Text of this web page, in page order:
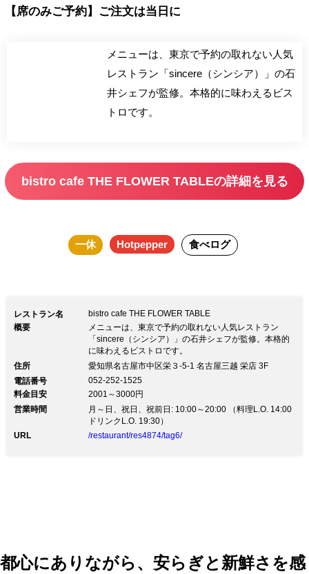
【席のみご予約】ご注文は当日に
メニューは、東京で予約の取れない人気
レストラン「sincere（シンシア）」の石
井シェフが監修。本格的に味わえるビス
トロです。
bistro cafe THE FLOWER TABLEの詳細を見る
一休 Hotpepper 食べログ
レストラン名
bistro cafe THE FLOWER TABLE
概要
メニューは、東京で予約の取れない人気レストラン
「sincere（シンシア）」の石井シェフが監修。本格的
に味わえるビストロです。
住所
愛知県名古屋市中区栄３-5-1 名古屋三越 栄店 3F
電話番号
052-252-1525
料金目安
2001～3000円
営業時間
月～日、祝日、祝前日: 10:00～20:00 （料理L.O. 14:00
ドリンクL.O. 19:30）
URL
/restaurant/res4874/tag6/
都心にありながら、安らぎと新鮮さを感